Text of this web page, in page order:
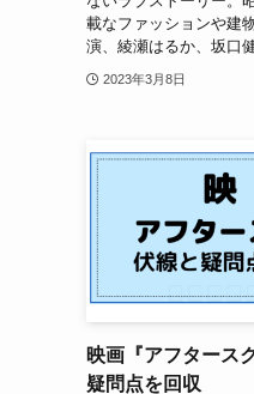
載なファッションや建
演、綾瀬はるか、坂口
2023年3月8日
映画『アフタース
疑問点を回収